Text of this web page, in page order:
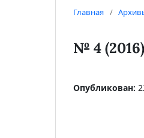
Главная /
№ 4 (2016)
Опубликован: